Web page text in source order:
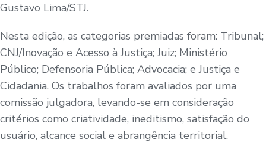
Gustavo Lima/STJ.
Nesta edição, as categorias premiadas foram: Tribunal;
CNJ/Inovação e Acesso à Justiça; Juiz; Ministério
Público; Defensoria Pública; Advocacia; e Justiça e
Cidadania. Os trabalhos foram avaliados por uma
comissão julgadora, levando-se em consideração
critérios como criatividade, ineditismo, satisfação do
usuário, alcance social e abrangência territorial.